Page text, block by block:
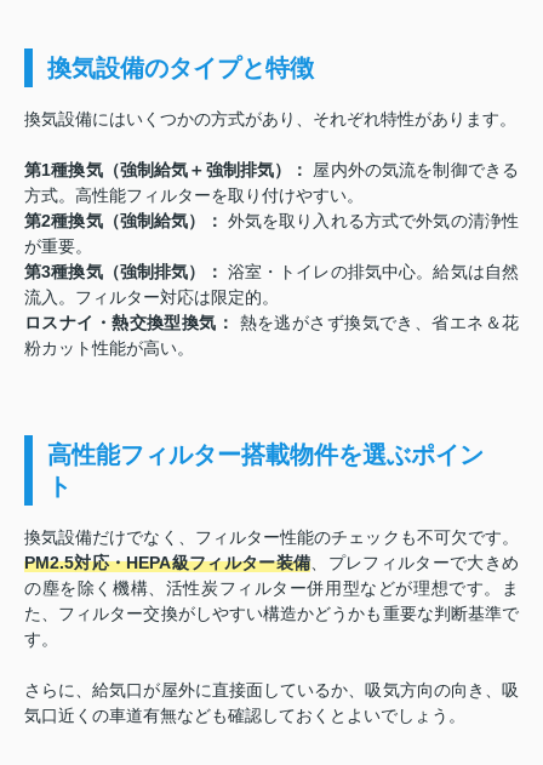
換気設備のタイプと特徴
換気設備にはいくつかの方式があり、それぞれ特性があります。
第1種換気（強制給気＋強制排気）：
屋内外の気流を制御できる
方式。高性能フィルターを取り付けやすい。
第2種換気（強制給気）： 外気を取り入れる方式で外気の清浄性
が重要。
第3種換気（強制排気）： 浴室・トイレの排気中心。給気は自然
流入。フィルター対応は限定的。
ロスナイ・熱交換型換気：
熱を逃がさず換気でき、省エネ＆花
粉カット性能が高い。
高性能フィルター搭載物件を選ぶポイン
ト
換気設備だけでなく、フィルター性能のチェックも不可欠です。
PM2.5対応・HEPA級フィルター装備、プレフィルターで大きめ
の塵を除く機構、活性炭フィルター併用型などが理想です。ま
た、フィルター交換がしやすい構造かどうかも重要な判断基準で
す。
さらに、給気口が屋外に直接面しているか、吸気方向の向き、吸
気口近くの車道有無なども確認しておくとよいでしょう。